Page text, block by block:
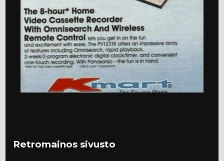
Retromainos sivusto